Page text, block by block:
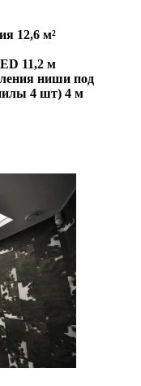
12,6 м²
11,2 м
ниши под
4 шт) 4 м